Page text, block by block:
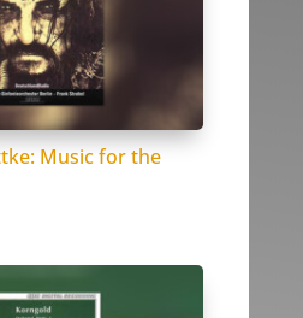
Music for the